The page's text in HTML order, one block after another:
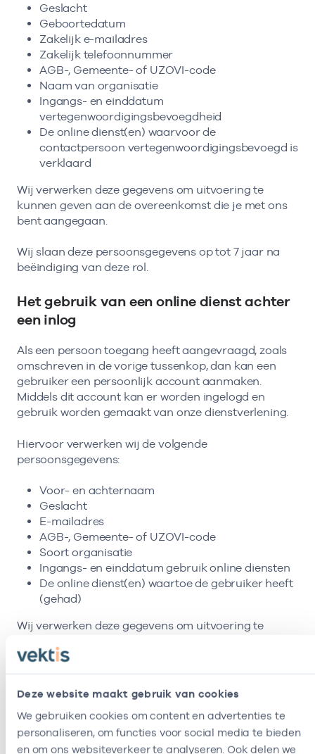
Deze website maakt gebruik van cookies
We gebruiken cookies om content en advertenties te
personaliseren, om functies voor social media te bieden
en om ons websiteverkeer te analyseren. Ook delen we
Geslacht
Geboortedatum
Zakelijk e-mailadres
Zakelijk telefoonnummer
AGB-, Gemeente- of UZOVI-code
Naam van organisatie
Ingangs- en einddatum
vertegenwoordigingsbevoegdheid
De online dienst(en) waarvoor de
contactpersoon vertegenwoordigingsbevoegd is
verklaard
Wij verwerken deze gegevens om uitvoering te
kunnen geven aan de overeenkomst die je met ons
bent aangegaan.
Wij slaan deze persoonsgegevens op tot 7 jaar na
beëindiging van deze rol.
Het gebruik van een online dienst achter
een inlog
Als een persoon toegang heeft aangevraagd, zoals
omschreven in de vorige tussenkop, dan kan een
gebruiker een persoonlijk account aanmaken.
Middels dit account kan er worden ingelogd en
gebruik worden gemaakt van onze dienstverlening.
Hiervoor verwerken wij de volgende
persoonsgegevens:
Voor- en achternaam
Geslacht
E-mailadres
AGB-, Gemeente- of UZOVI-code
Soort organisatie
Ingangs- en einddatum gebruik online diensten
De online dienst(en) waartoe de gebruiker heeft
(gehad)
Wij verwerken deze gegevens om uitvoering te
bent aangegaan.
Wij slaan deze gegevens op tot de persoon zijn
autorisatie tot een dienst beëindigd. Met het oog op
auditdoeleinden is het mogelijk dat wij gegevens uit
een afgeleide registratie nog enige tijd bewaren,
zodat wij kunnen aantonen aan wie autorisaties zijn